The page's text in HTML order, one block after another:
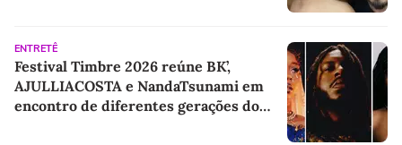
ENTRETÊ
Festival Timbre 2026 reúne BK’,
AJULLIACOSTA e NandaTsunami em
encontro de diferentes gerações do